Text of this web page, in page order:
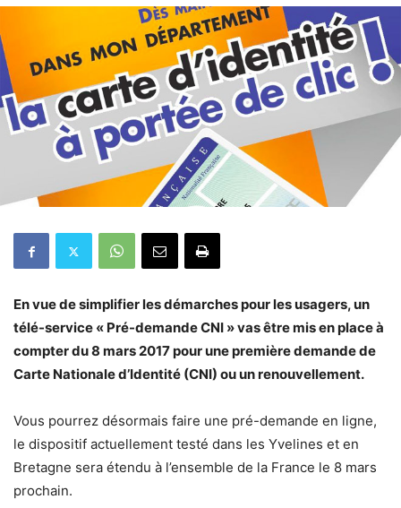
En vue de simplifier les démarches pour les usagers, un
télé-service « Pré-demande CNI » vas être mis en place à
compter du 8 mars 2017 pour une première demande de
Carte Nationale d’Identité (CNI) ou un renouvellement.
Vous pourrez désormais faire une pré-demande en ligne,
le dispositif actuellement testé dans les Yvelines et en
Bretagne sera étendu à l’ensemble de la France le 8 mars
prochain.